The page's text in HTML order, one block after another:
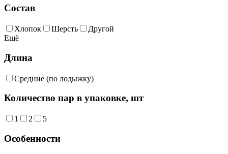
Состав
Хлопок Шерсть
Другой
Ещё
Длина
Средние (по лодыжку)
Количество пар в упаковке, шт
1 2 5
Особенности